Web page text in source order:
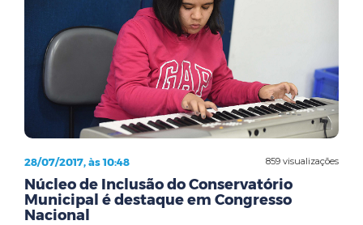
859 visualizações
28/07/2017, às 10:48
Núcleo de Inclusão do Conservatório
Municipal é destaque em Congresso
Nacional